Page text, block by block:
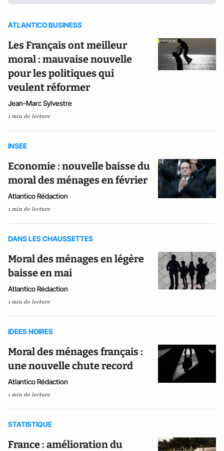
ATLANTICO BUSINESS
Les Français ont meilleur
moral : mauvaise nouvelle
pour les politiques qui
veulent réformer
Jean-Marc Sylvestre
1 min de lecture
INSEE
Economie : nouvelle baisse du
moral des ménages en février
Atlantico Rédaction
1 min de lecture
DANS LES CHAUSSETTES
Moral des ménages en légère
baisse en mai
Atlantico Rédaction
1 min de lecture
IDEES NOIRES
Moral des ménages français :
une nouvelle chute record
Atlantico Rédaction
1 min de lecture
STATISTIQUE
France : amélioration du